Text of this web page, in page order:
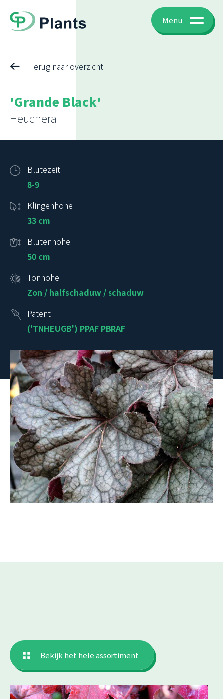
Menu
Terug naar overzicht
'Grande Black'
Heuchera
Blütezeit
8-9
Klingenhöhe
33 cm
Blütenhöhe
50 cm
Tonhöhe
Zon / halfschaduw / schaduw
Patent
('TNHEUGB') PPAF PBRAF
Bekijk het hele assortiment